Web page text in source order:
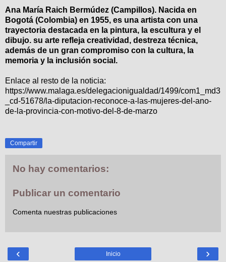
Ana María Raich Bermúdez (Campillos). Nacida en
Bogotá (Colombia) en 1955, es una artista con una
trayectoria destacada en la pintura, la escultura y el
dibujo. su arte refleja creatividad, destreza técnica,
además de un gran compromiso con la cultura, la
memoria y la inclusión social.
Enlace al resto de la noticia:
https://www.malaga.es/delegacionigualdad/1499/com1_md3
_cd-51678/la-diputacion-reconoce-a-las-mujeres-del-ano-
de-la-provincia-con-motivo-del-8-de-marzo
Compartir
No hay comentarios:
Publicar un comentario
Comenta nuestras publicaciones
‹ ›
Inicio